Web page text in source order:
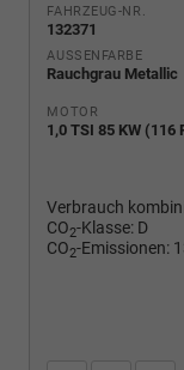
FAHRZEUG-NR.
132371
AUSSENFARBE
Rauchgrau Metallic
MOTOR
1,0 TSI 85 KW (116
Verbrauch
CO2-Klasse: D
CO2-Emissionen: